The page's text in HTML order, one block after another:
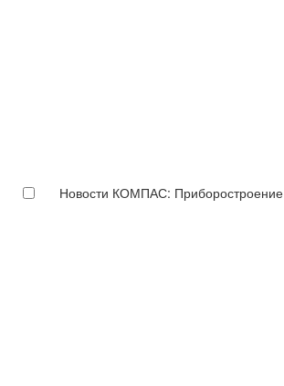
Новости КОМПАС: Приборостроение